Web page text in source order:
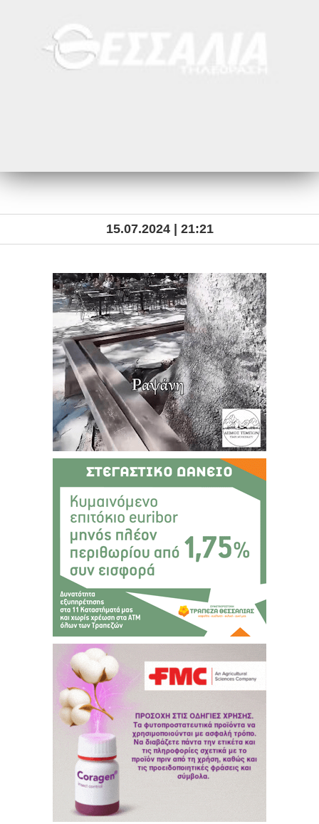
15.07.2024 | 21:21